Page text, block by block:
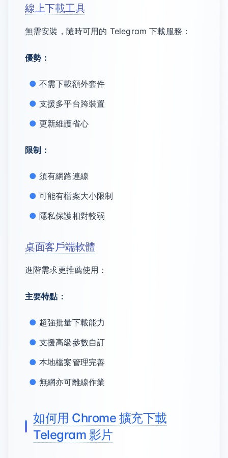
線上下載工具
無需安裝，隨時可用的 Telegram 下載服務：
優勢：
不需下載額外套件
支援多平台跨裝置
更新維護省心
限制：
須有網路連線
可能有檔案大小限制
隱私保護相對較弱
桌面客戶端軟體
進階需求更推薦使用：
主要特點：
超強批量下載能力
支援高級參數自訂
本地檔案管理完善
無網亦可離線作業
如何用 Chrome 擴充下載
Telegram 影片